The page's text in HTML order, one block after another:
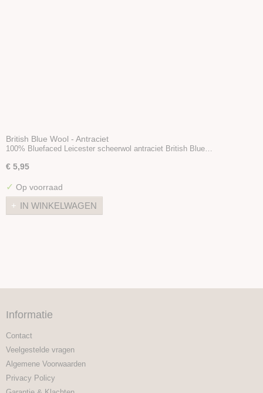
British Blue Wool - Antraciet
100% Bluefaced Leicester scheerwol antraciet British Blue…
€ 5,95
✓ Op voorraad
IN WINKELWAGEN
Informatie
Contact
Veelgestelde vragen
Algemene Voorwaarden
Privacy Policy